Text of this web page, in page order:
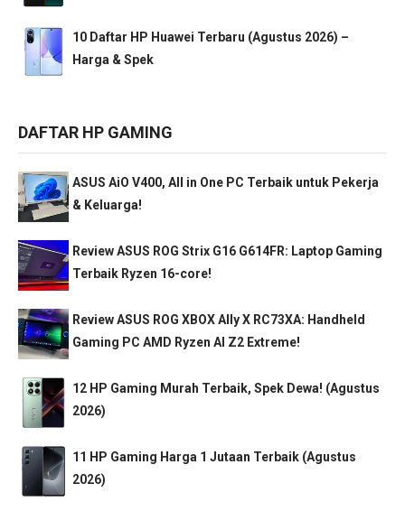
10 Daftar HP Huawei Terbaru (Agustus 2026) –
Harga & Spek
DAFTAR HP GAMING
ASUS AiO V400, All in One PC Terbaik untuk Pekerja
& Keluarga!
Review ASUS ROG Strix G16 G614FR: Laptop Gaming
Terbaik Ryzen 16-core!
Review ASUS ROG XBOX Ally X RC73XA: Handheld
Gaming PC AMD Ryzen AI Z2 Extreme!
12 HP Gaming Murah Terbaik, Spek Dewa! (Agustus
2026)
11 HP Gaming Harga 1 Jutaan Terbaik (Agustus
2026)